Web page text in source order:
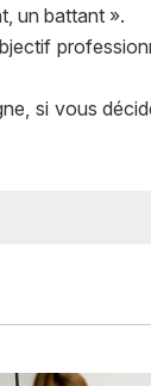
un battant ».
si vous